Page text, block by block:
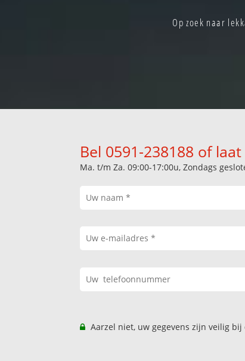
Op zoek naar
Bel 0591-238188 of
Ma. t/m Za. 09:00-17:00u, Zondags
Aarzel niet, uw gegevens zijn veilig bij